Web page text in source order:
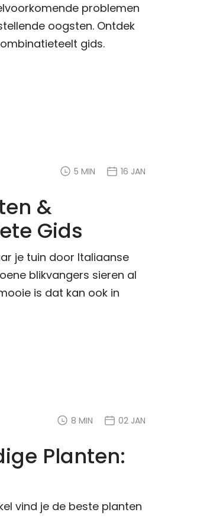
problemen
oogsten. Ontdek
gids.
5 MIN 16 JAN
&
Gids
je tuin door Italiaanse
blikvangers sieren al
is dat kan ook in
8 MIN 02 JAN
Planten:
vind je de beste planten